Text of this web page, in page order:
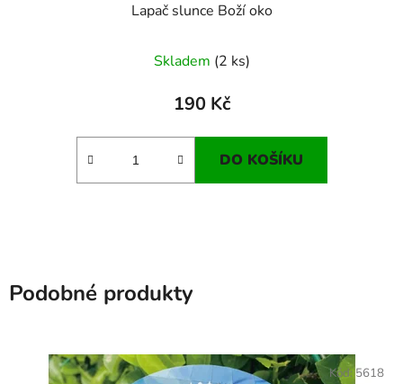
Lapač slunce Boží oko
Skladem (2 ks)
190 Kč
DO KOŠÍKU
Podobné produkty
Kód:5618